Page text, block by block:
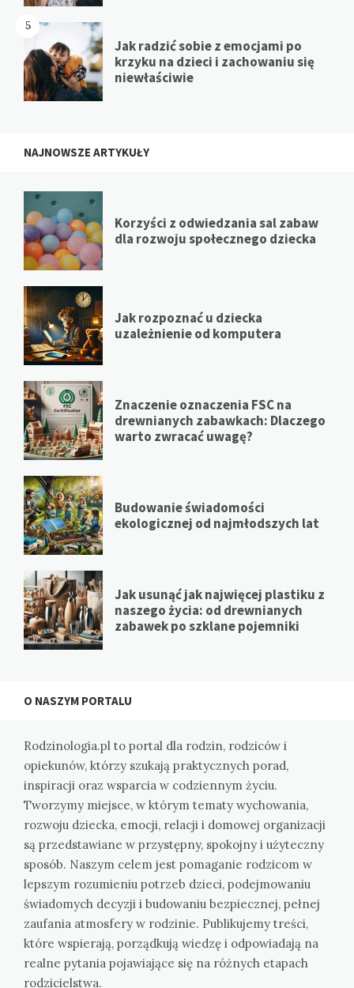
5
Jak radzić sobie z emocjami po
krzyku na dzieci i zachowaniu się
niewłaściwie
NAJNOWSZE ARTYKUŁY
Korzyści z odwiedzania sal zabaw
dla rozwoju społecznego dziecka
Jak rozpoznać u dziecka
uzależnienie od komputera
Znaczenie oznaczenia FSC na
drewnianych zabawkach: Dlaczego
warto zwracać uwagę?
Budowanie świadomości
ekologicznej od najmłodszych lat
Jak usunąć jak najwięcej plastiku z
naszego życia: od drewnianych
zabawek po szklane pojemniki
O NASZYM PORTALU
Rodzinologia.pl to portal dla rodzin, rodziców i
opiekunów, którzy szukają praktycznych porad,
inspiracji oraz wsparcia w codziennym życiu.
Tworzymy miejsce, w którym tematy wychowania,
rozwoju dziecka, emocji, relacji i domowej organizacji
są przedstawiane w przystępny, spokojny i użyteczny
sposób. Naszym celem jest pomaganie rodzicom w
lepszym rozumieniu potrzeb dzieci, podejmowaniu
świadomych decyzji i budowaniu bezpiecznej, pełnej
zaufania atmosfery w rodzinie. Publikujemy treści,
które wspierają, porządkują wiedzę i odpowiadają na
realne pytania pojawiające się na różnych etapach
rodzicielstwa.